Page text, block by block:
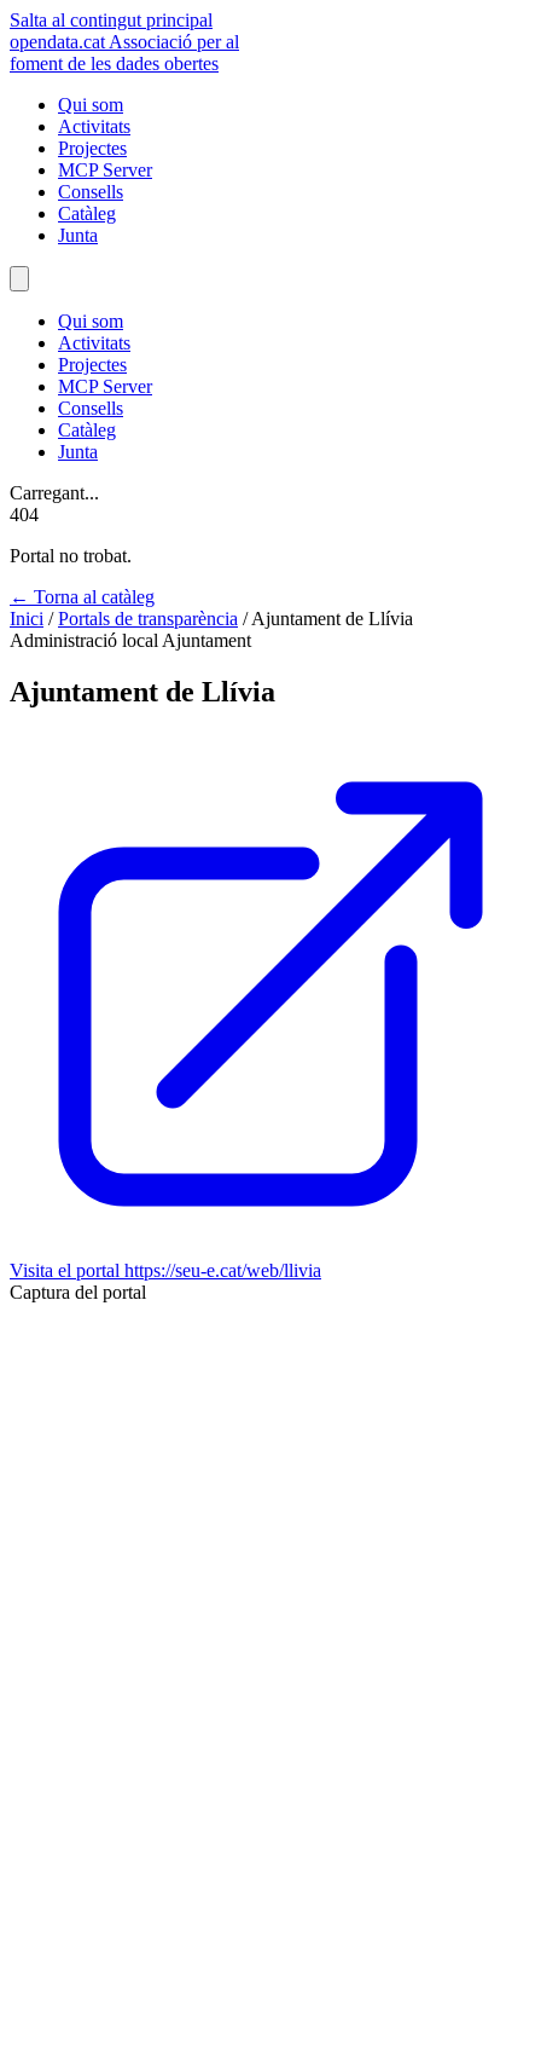
Salta al contingut principal
opendata.cat Associació per al
foment de les dades obertes
Qui som
Activitats
Projectes
MCP Server
Consells
Catàleg
Junta
Qui som
Activitats
Projectes
MCP Server
Consells
Catàleg
Junta
Carregant...
404
Portal no trobat.
← Torna al catàleg
Inici / Portals de transparència / Ajuntament de Llívia
Administració local Ajuntament
Ajuntament de Llívia
Visita el portal https://seu-e.cat/web/llivia
Captura del portal